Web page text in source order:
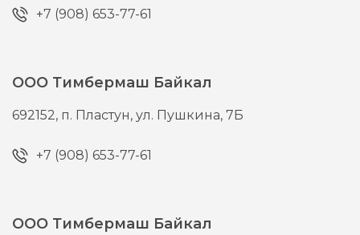
+7 (908) 653-77-61
ООО Тимбермаш Байкал
692152, п. Пластун,ул. Пушкина, 7Б
+7 (908) 653-77-61
ООО Тимбермаш Байкал